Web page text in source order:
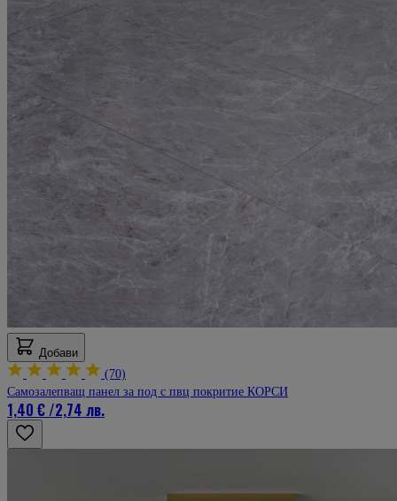
Добави
(70)
Самозалепващ панел за под с пвц покритие КОРСИ
1,40 €/2,74 лв.